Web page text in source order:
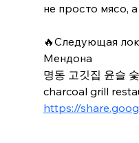
не просто мясо,
🔥Следующая
Мендона
명동 고깃집 윤슬
charcoal grill
https://